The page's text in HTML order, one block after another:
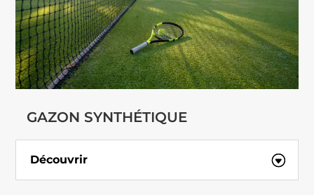
GAZON SYNTHÉTIQUE
Découvrir